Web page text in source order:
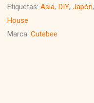
Etiquetas:Asia, DIY,Japón,
House
Marca:Cutebee